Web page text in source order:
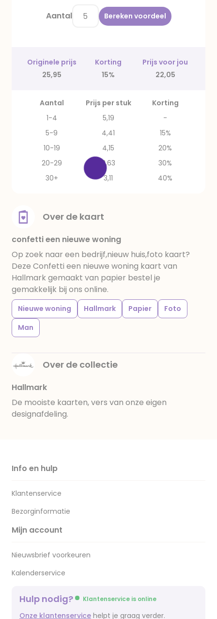
Aantal Bereken voordeel
Originele prijs Korting
Prijs voor jou
25,95
15% 22,05
Aantal Prijs per stuk
Korting
1-4
5,19
-
5-9
4,41
15%
10-19
4,15
20%
20-29
3,63
30%
30+
3,11 40%
Over de kaart
confetti een nieuwe woning
Op zoek naar een bedrijf,nieuw huis,foto kaart?
Deze Confetti een nieuwe woning kaart van
Hallmark gemaakt van papier bestel je
gemakkelijk bij ons online.
Nieuwe woning Hallmark Papier
Foto
Man
Over de collectie
Hallmark
De mooiste kaarten, vers van onze eigen
designafdeling.
Info en hulp
Klantenservice
Bezorginformatie
Mijn account
Nieuwsbrief voorkeuren
Kalenderservice
Hulp nodig? Klantenservice is online
Onze klantenservice helpt je graag verder.